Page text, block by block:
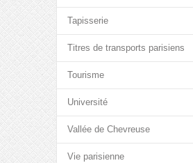
Tapisserie
Titres de transports parisiens
Tourisme
Université
Vallée de Chevreuse
Vie parisienne